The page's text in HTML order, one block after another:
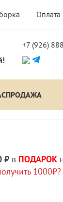
Оплата
+7 (926)
₽ в ПОДАРОК
1000₽?